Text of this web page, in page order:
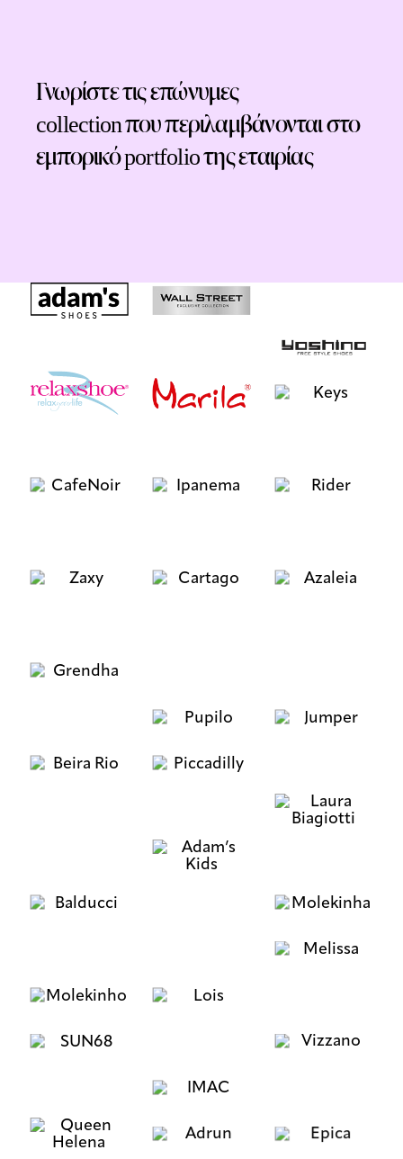
Γνωρίστε τις επώνυμες
collection που περιλαμβάνονται στο
εμπορικό portfolio της εταιρίας